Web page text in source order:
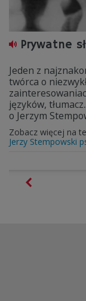
Prywatne
Jeden z
twórca o
języków,
o Jerzym
Zobacz więcej na
Jerzy Stempowski